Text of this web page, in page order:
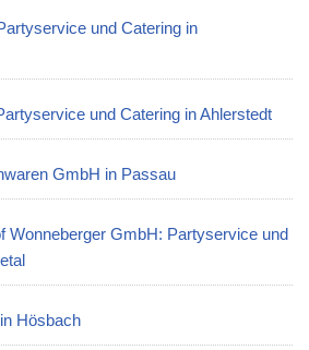
und Catering in
und Catering in Ahlerstedt
GmbH in Passau
Wonneberger GmbH: Partyservice und
Hösbach